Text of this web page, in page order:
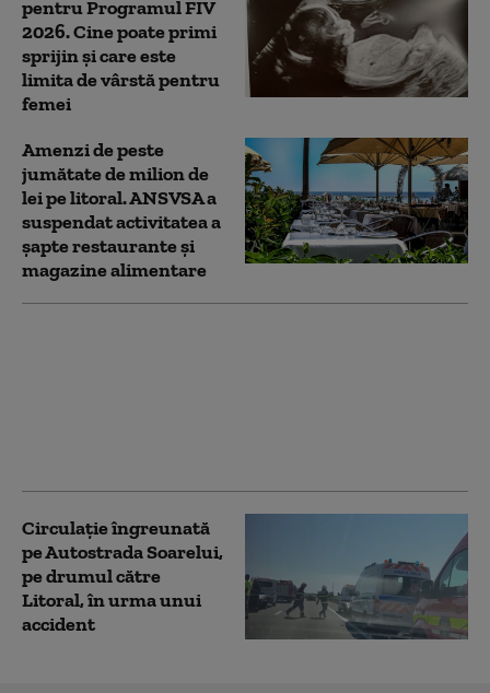
pentru Programul FIV
2026. Cine poate primi
sprijin și care este
limita de vârstă pentru
femei
Amenzi de peste
jumătate de milion de
lei pe litoral. ANSVSA a
suspendat activitatea a
șapte restaurante și
magazine alimentare
Circulație îngreunată
pe Autostrada Soarelui,
pe drumul către
Litoral, în urma unui
accident